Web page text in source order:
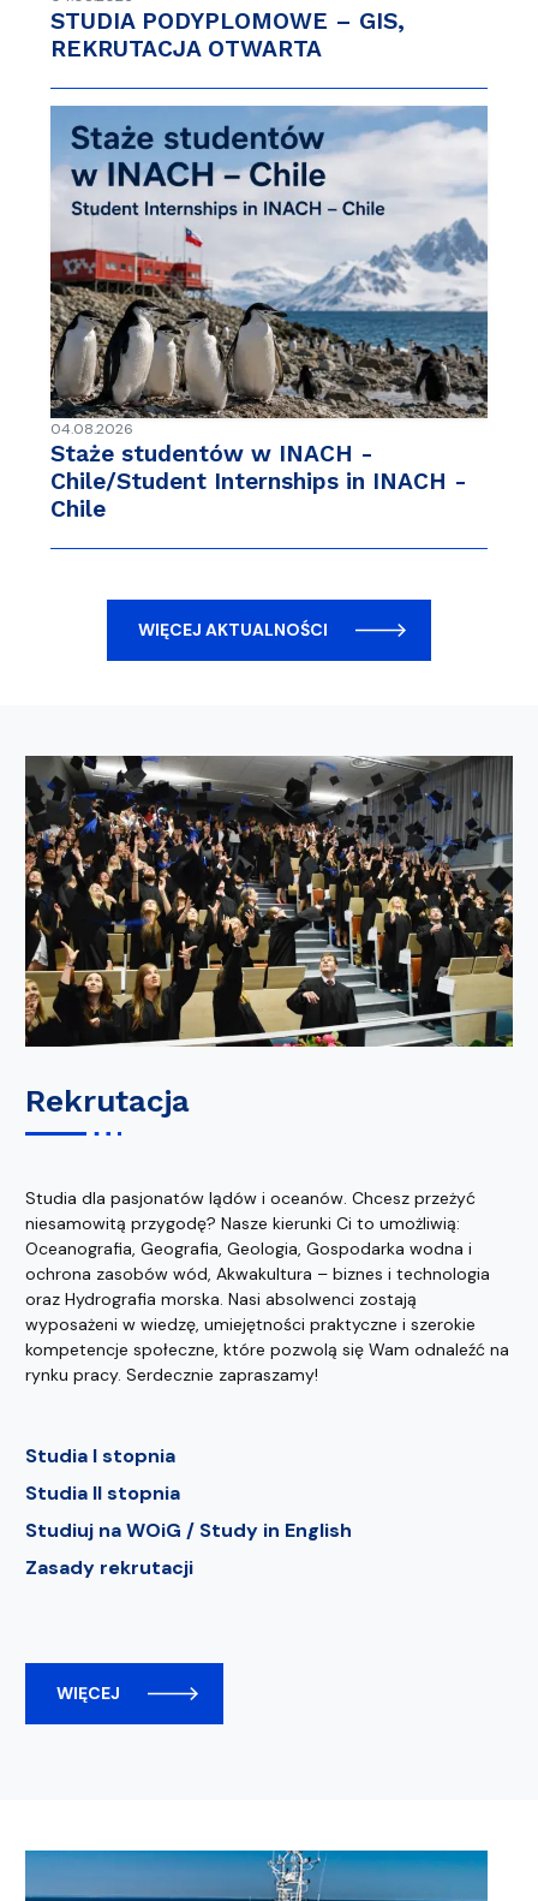
STUDIA PODYPLOMOWE – GIS,
REKRUTACJA OTWARTA
04.08.2026
Staże studentów w INACH -
Chile/Student Internships in INACH -
Chile
WIĘCEJ AKTUALNOŚCI
Rekrutacja
Studia dla pasjonatów lądów i oceanów. Chcesz przeżyć
niesamowitą przygodę? Nasze kierunki Ci to umożliwią:
Oceanografia, Geografia, Geologia, Gospodarka wodna i
ochrona zasobów wód, Akwakultura – biznes i technologia
oraz Hydrografia morska. Nasi absolwenci zostają
wyposażeni w wiedzę, umiejętności praktyczne i szerokie
kompetencje społeczne, które pozwolą się Wam odnaleźć na
rynku pracy. Serdecznie zapraszamy!
Studia I stopnia
Studia II stopnia
Studiuj na WOiG / Study in English
Zasady rekrutacji
WIĘCEJ